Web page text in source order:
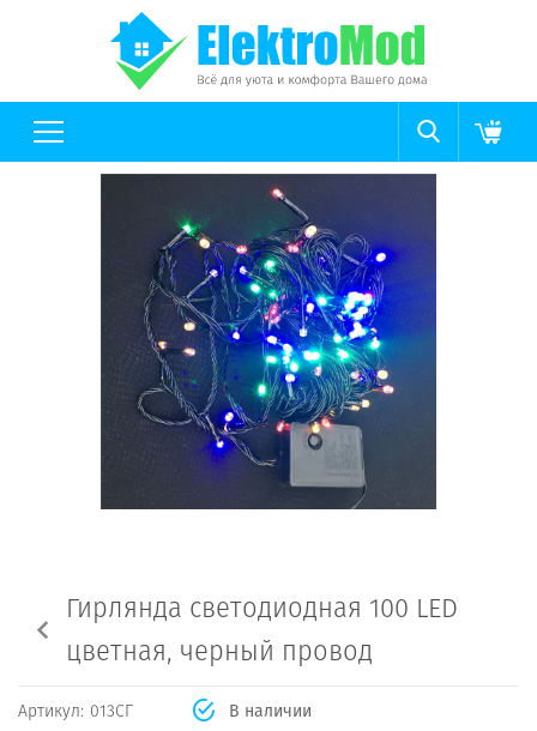
Гирлянда светодиодная 100 LED
цветная, черный провод
Артикул: 013СГ В наличии